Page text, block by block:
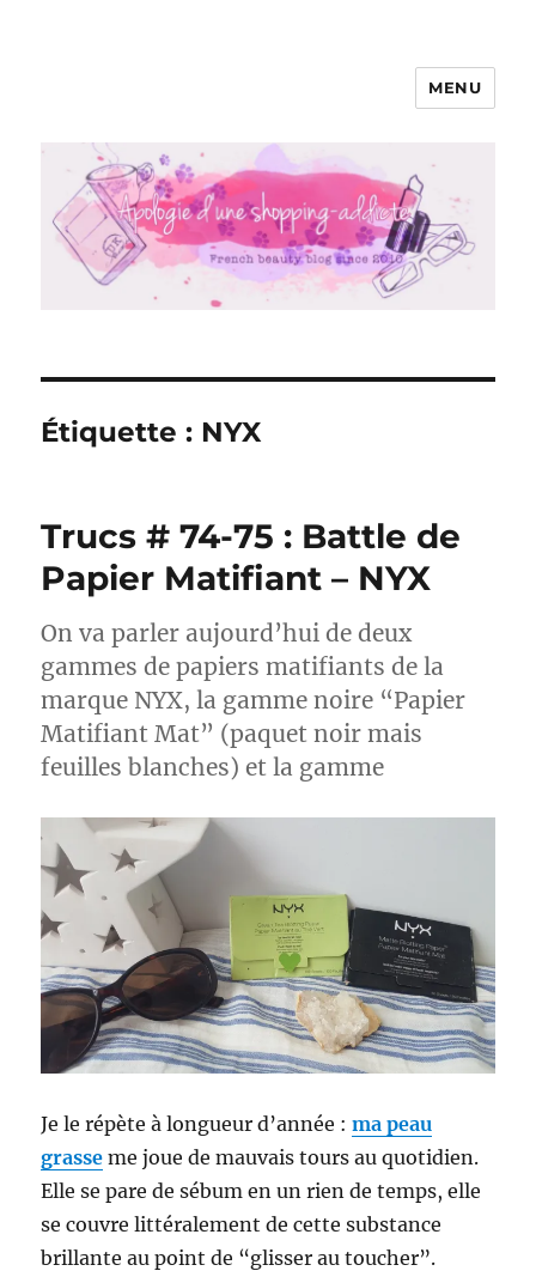
Apologie d'une Shopping-addicte
MENU
Étiquette : NYX
Trucs # 74-75 : Battle de
Papier Matifiant – NYX
On va parler aujourd’hui de deux
gammes de papiers matifiants de la
marque NYX, la gamme noire “Papier
Matifiant Mat” (paquet noir mais
feuilles blanches) et la gamme
Je le répète à longueur d’année :ma peau
grasse me joue de mauvais tours au quotidien.
Elle se pare de sébum en un rien de temps, elle
se couvre littéralement de cette substance
brillante au point de “glisser au toucher”.